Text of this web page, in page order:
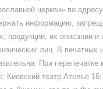
церкви» по
информацию,
продукции, их описании
лиц. В печатных
При
Киевский театр Ателье